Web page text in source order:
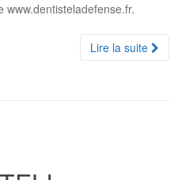
www.dentisteladefense.fr.
Lire la suite